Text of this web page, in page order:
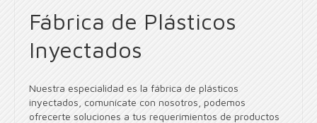
Fábrica de Plásticos
Inyectados
Nuestra especialidad es la fábrica de plásticos
inyectados, comunícate con nosotros, podemos
ofrecerte soluciones a tus requerimientos de productos